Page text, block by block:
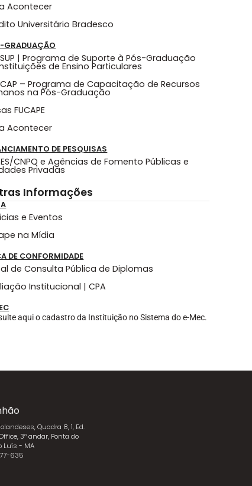
Acontecer
Universitário Bradesco
GRADUAÇÃO
| Programa de Suporte à Pós-Graduação
de Ensino Particulares
– Programa de Capacitação de Recursos
na Pós-Graduação
FUCAPE
Acontecer
DE PESQUISAS
CNPQ e Agências de Fomento Públicas e
Privadas
Informações
e Eventos
na Mídia
DE CONFORMIDADE
de Consulta Pública de Diplomas
Institucional | CPA
aqui o cadastro da Instituição no Sistema do e-Mec.
Quadra 8, 1, Ed.
3º andar, Ponta do
Luís - MA
635